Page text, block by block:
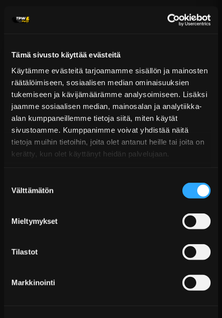
Tämä sivusto käyttää evästeitä
Käytämme evästeitä tarjoamamme sisällön ja mainosten
räätälöimiseen, sosiaalisen median ominaisuuksien
tukemiseen ja kävijämäärämme analysoimiseen. Lisäksi
jaamme sosiaalisen median, mainosalan ja analytiikka-
alan kumppaneillemme tietoja siitä, miten käytät
sivustoamme. Kumppanimme voivat yhdistää näitä
tietoja muihin tietoihin, joita olet antanut heille tai joita on
kerätty, kun olet käyttänyt heidän palvelujaan.
valinta
Välttämätön
Mieltymykset
Tilastot
Markkinointi
14 päivän palautusoikeus
ACL Race Series Vahvistetut Kiertokangen
Toimitus arviolta 20 arkipäivää (jälkitoimitus)